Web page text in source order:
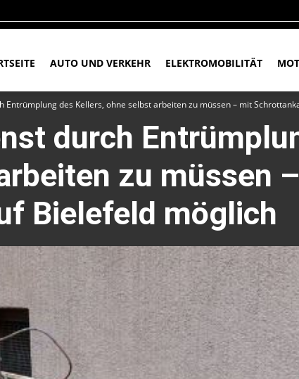
AUTO UND VERKEHR ELEKTROMOBILITÄT
Entrümplung des Kellers, ohne selbst arbeiten zu müssen – mit
durch
zu müssen
Bielefeld möglich